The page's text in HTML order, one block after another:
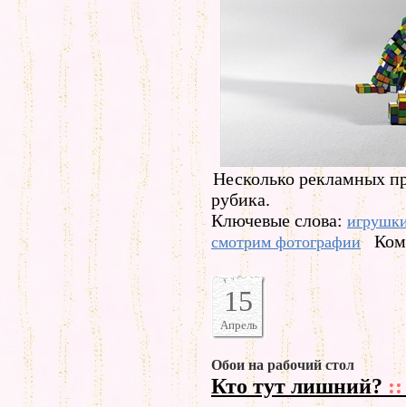
Несколько рекламных
рубика.
Ключевые слова:
смотрим фотографии
15
Апрель
Обои на рабочий стол
Кто тут лишний? ::